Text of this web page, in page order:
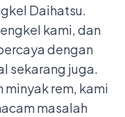
Daihatsu.
kami, dan
dengan
sekarang juga.
minyak rem, kami
masalah